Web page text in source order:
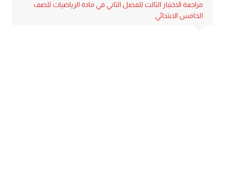
مراجعة الاختبار الثالث للفصل الثاني في مادة الرياضيات للصف
الخامس الابتدائي